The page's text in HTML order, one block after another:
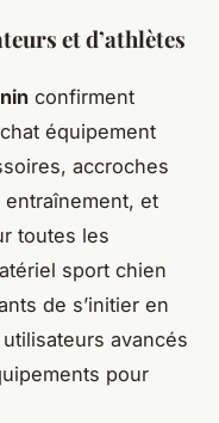
et d’athlètes
confirment
équipement
accroches
et
toutes les
sport chien
de s’initier en
avancés
pour